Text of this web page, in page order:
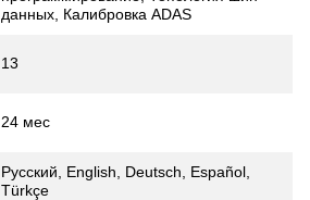
данных, Калибровка ADAS
13
24 мес
Русский, English, Deutsch, Español,
Türkçe